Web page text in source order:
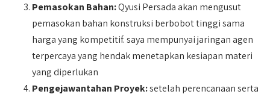
Pemasokan Bahan:Qyusi Persada akan mengusut
pemasokan bahan konstruksi berbobot tinggi sama
harga yang kompetitif. saya mempunyai jaringan agen
terpercaya yang hendak menetapkan kesiapan materi
yang diperlukan
Pengejawantahan Proyek:setelah perencanaan serta